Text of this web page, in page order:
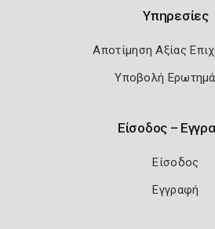
Υπηρεσίες
Αποτίμηση Αξίας
Υποβολή
Είσοδος –
Είσοδος
Εγγραφή